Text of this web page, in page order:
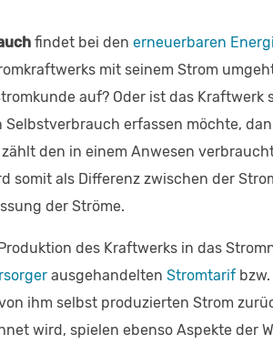
findet bei den erneuerbaren
mit seinem Strom
auf? Oder ist das
erfassen möchte,
den in einem Anwesen
somit als Differenz zwischen der
der Ströme.
des Kraftwerks in das
ausgehandelten Stromtarif bzw.
ihm selbst produzierten Strom
wird, spielen ebenso Aspekte der